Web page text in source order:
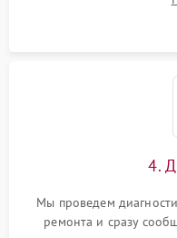
4.
Мы проведем
ремонта и сразу